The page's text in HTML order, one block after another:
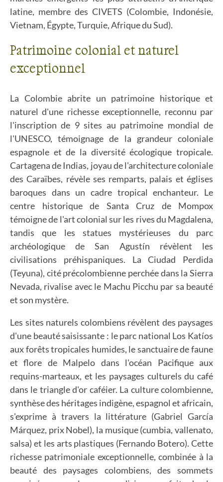
latine, membre des CIVETS (Colombie, Indonésie,
Vietnam, Égypte, Turquie, Afrique du Sud).
Patrimoine colonial et naturel
exceptionnel
La Colombie abrite un patrimoine historique et
naturel d'une richesse exceptionnelle, reconnu par
l'inscription de 9 sites au patrimoine mondial de
l'UNESCO, témoignage de la grandeur coloniale
espagnole et de la diversité écologique tropicale.
Cartagena de Indias, joyau de l'architecture coloniale
des Caraïbes, révèle ses remparts, palais et églises
baroques dans un cadre tropical enchanteur. Le
centre historique de Santa Cruz de Mompox
témoigne de l'art colonial sur les rives du Magdalena,
tandis que les statues mystérieuses du parc
archéologique de San Agustín révèlent les
civilisations préhispaniques. La Ciudad Perdida
(Teyuna), cité précolombienne perchée dans la Sierra
Nevada, rivalise avec le Machu Picchu par sa beauté
et son mystère.
Les sites naturels colombiens révèlent des paysages
d'une beauté saisissante : le parc national Los Katíos
aux forêts tropicales humides, le sanctuaire de faune
et flore de Malpelo dans l'océan Pacifique aux
requins-marteaux, et les paysages culturels du café
dans le triangle d'or caféier. La culture colombienne,
synthèse des héritages indigène, espagnol et africain,
s'exprime à travers la littérature (Gabriel García
Márquez, prix Nobel), la musique (cumbia, vallenato,
salsa) et les arts plastiques (Fernando Botero). Cette
richesse patrimoniale exceptionnelle, combinée à la
beauté des paysages colombiens, des sommets